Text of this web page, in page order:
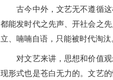
古今中外，文艺无不遵循这
都能发时代之先声、开社会之
立、喃喃自语，只能被时代淘汰
对文艺来讲，思想和价值观
现形式也是苍白无力的。文艺